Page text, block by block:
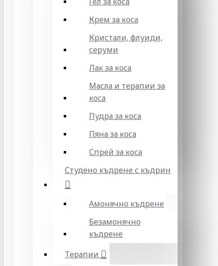
Крем за коса
Кристали, флуиди,
серуми
Лак за коса
Масла и терапии за
коса
Пудра за коса
Пяна за коса
Спрей за коса
Студено къдрене с къдрин
Амонячно къдрене
Безамонячно
къдрене
Терапии